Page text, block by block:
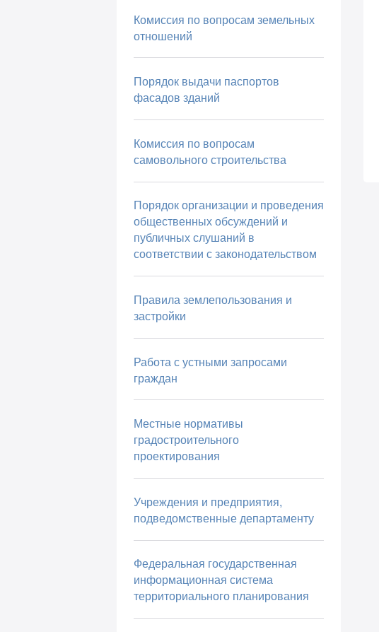
Комиссия по вопросам земельных
отношений
Порядок выдачи паспортов
фасадов зданий
Комиссия по вопросам
самовольного строительства
Порядок организации и проведения
общественных обсуждений и
публичных слушаний в
соответствии с законодательством
Правила землепользования и
застройки
Работа с устными запросами
граждан
Местные нормативы
градостроительного
проектирования
Учреждения и предприятия,
подведомственные департаменту
Федеральная государственная
информационная система
территориального планирования